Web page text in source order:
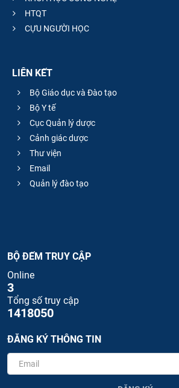
HTQT
CỰU NGƯỜI HỌC
LIÊN KẾT
Bộ Giáo dục và Đào tạo
Bộ Y tế
Cục Quản lý dược
Cảnh giác dược
Thư viện
Email
Quản lý đào tạo
BỘ ĐẾM TRUY CẬP
Online
3
Tổng số truy cập
1418050
ĐĂNG KÝ THÔNG TIN